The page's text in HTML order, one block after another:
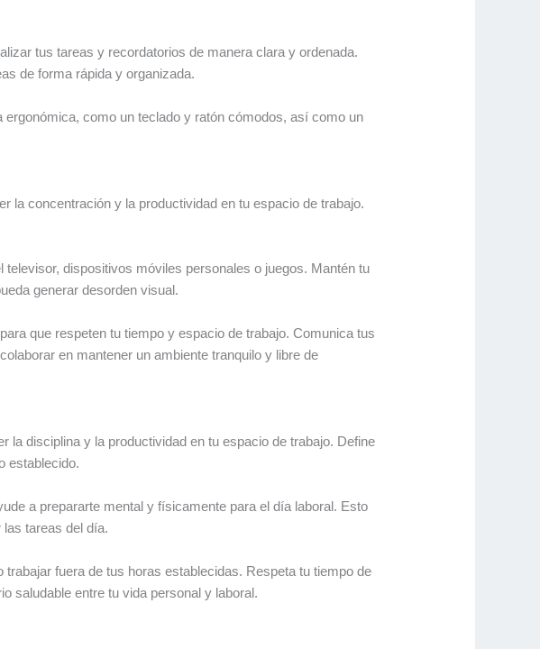
tus tareas y recordatorios de manera clara y ordenada.
de forma rápida y organizada.
como un teclado y ratón cómodos, así como un
la concentración y la productividad en tu espacio de trabajo.
dispositivos móviles personales o juegos. Mantén tu
generar desorden visual.
que respeten tu tiempo y espacio de trabajo. Comunica tus
en mantener un ambiente tranquilo y libre de
la disciplina y la productividad en tu espacio de trabajo. Define
establecido.
a prepararte mental y físicamente para el día laboral. Esto
tareas del día.
fuera de tus horas establecidas. Respeta tu tiempo de
saludable entre tu vida personal y laboral.